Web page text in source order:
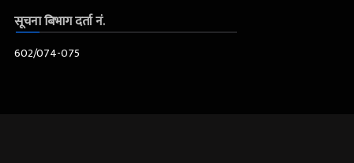
सूचना बिभाग दर्ता नं.
602/074-075